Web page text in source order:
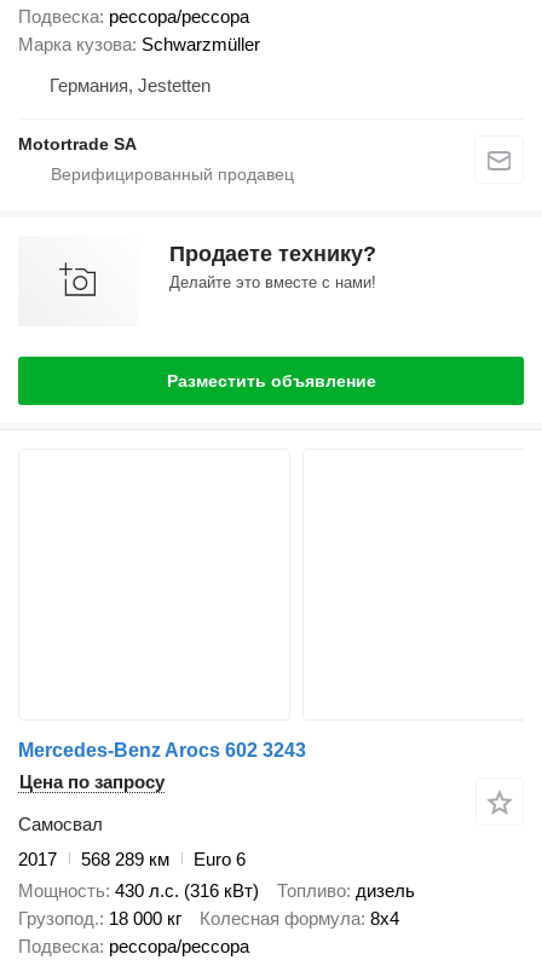
Подвеска рессора/рессора
Марка кузова Schwarzmüller
Германия, Jestetten
Motortrade SA
Продаете технику?
Делайте это вместе с нами!
Разместить объявление
Mercedes-Benz Arocs 602 3243
Цена по запросу
Самосвал
2017
568 289 км
Euro 6
Мощность 430 л.с. (316 кВт) Топливо дизель
Грузопод. 18 000 кг Колесная формула 8x4
Подвеска рессора/рессора